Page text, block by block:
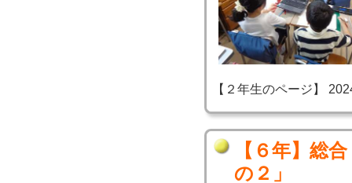
【２年生のページ】
【６年】総
の２」